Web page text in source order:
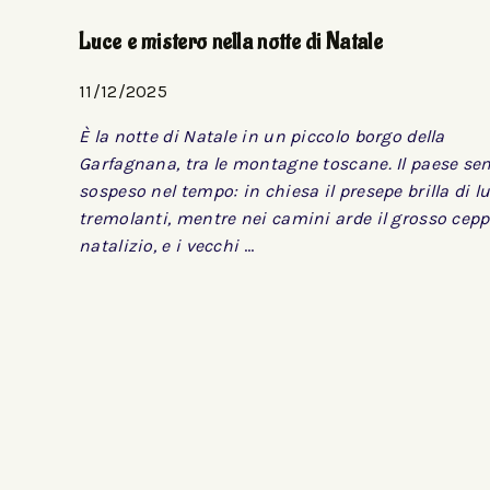
Luce e mistero nella notte di Natale
11/12/2025
È la notte di Natale in un piccolo borgo della
Garfagnana, tra le montagne toscane. Il paese
sospeso nel tempo: in chiesa il presepe brilla di
tremolanti, mentre nei camini arde il grosso
natalizio, e i vecchi …